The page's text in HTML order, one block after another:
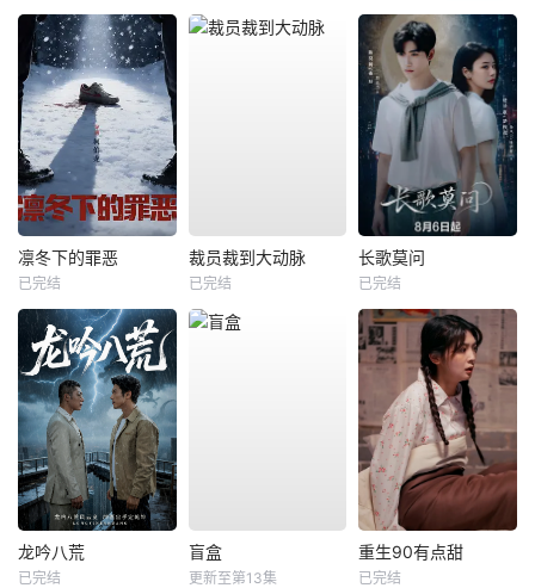
凛冬下的罪恶
已完结
裁员裁到大动脉
已完结
长歌莫问
已完结
龙吟八荒
已完结
盲盒
更新至第13集
重生90有点甜
已完结